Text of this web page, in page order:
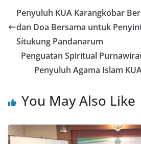
Penyuluh KUA Karangkobar
dan Doa Bersama untuk
Situkung Pandanarum
Penguatan Spiritual
Penyuluh Agama Islam
You May Also Like